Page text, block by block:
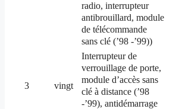
radio, interrupteur
antibrouillard, module
de télécommande
sans clé (’98 -’99))
3 vingt
Interrupteur de
verrouillage de porte,
module d’accès sans
clé à distance (’98
-’99), antidémarrage